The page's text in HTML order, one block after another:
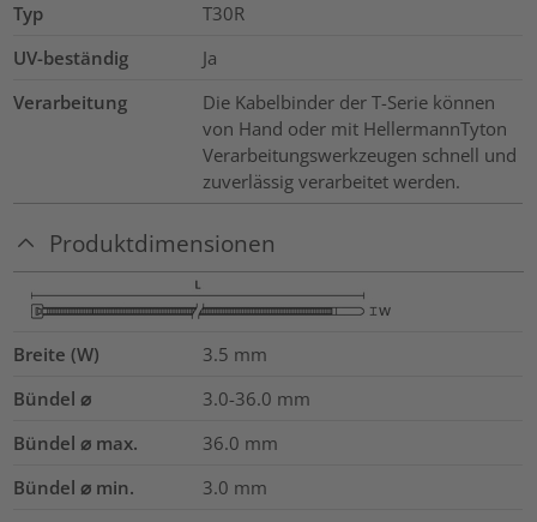
Typ
T30R
UV-beständig
Ja
Verarbeitung
Die Kabelbinder der T-Serie können
von Hand oder mit HellermannTyton
Verarbeitungswerkzeugen schnell und
zuverlässig verarbeitet werden.
Produktdimensionen
Breite (W) 3.5 mm
Bündel ⌀
3.0-36.0 mm
Bündel ⌀ max.
36.0 mm
Bündel ⌀ min.
3.0 mm